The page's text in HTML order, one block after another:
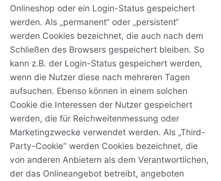
Onlineshop oder ein Login-Status gespeichert
werden. Als „permanent“ oder „persistent“
werden Cookies bezeichnet, die auch nach dem
Schließen des Browsers gespeichert bleiben. So
kann z.B. der Login-Status gespeichert werden,
wenn die Nutzer diese nach mehreren Tagen
aufsuchen. Ebenso können in einem solchen
Cookie die Interessen der Nutzer gespeichert
werden, die für Reichweitenmessung oder
Marketingzwecke verwendet werden. Als „Third-
Party-Cookie“ werden Cookies bezeichnet, die
von anderen Anbietern als dem Verantwortlichen,
der das Onlineangebot betreibt, angeboten